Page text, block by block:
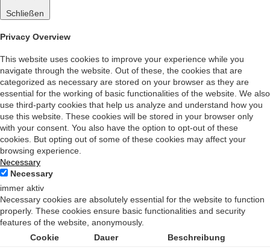
Schließen
Privacy Overview
This website uses cookies to improve your experience while you
navigate through the website. Out of these, the cookies that are
categorized as necessary are stored on your browser as they are
essential for the working of basic functionalities of the website. We also
use third-party cookies that help us analyze and understand how you
use this website. These cookies will be stored in your browser only
with your consent. You also have the option to opt-out of these
cookies. But opting out of some of these cookies may affect your
browsing experience.
Necessary
Necessary
immer aktiv
Necessary cookies are absolutely essential for the website to function
properly. These cookies ensure basic functionalities and security
features of the website, anonymously.
Cookie
Dauer Beschreibung